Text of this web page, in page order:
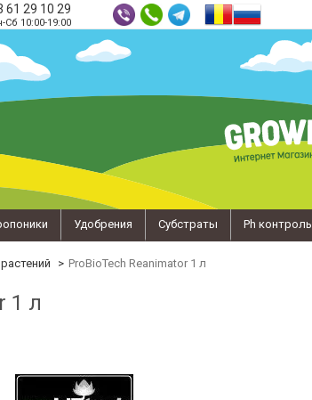
61 29 10 29
Сб 10:00-19:00
Удобрения Субстраты Ph контроль
ProBioTech Reanimator 1 л
1 л